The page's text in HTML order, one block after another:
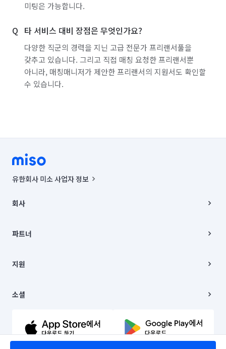
미팅은 가능합니다.
타 서비스 대비 장점은 무엇인가요?
다양한 직군의 경력을 지닌 고급 전문가 프리랜서풀을
갖추고 있습니다. 그리고 직접 매칭 요청한 프리랜서뿐
아니라, 매칭매니저가 제안한 프리랜서의 지원서도 확인할
수 있습니다.
유한회사 미소 사업자 정보
00019 |
주소 | 본사: 서울특별시 종로구 율곡로 6(중학동, 트윈트리빌딩) B동 5층
컨택센터 : 서울특별시 종로구 수송동 율곡로 24, 7층, 8층 미소
상품, 상품정보, 거래에 관한 의무와 책임은 거래당사자에게 있습니다.
언론 보도 관련 문의:
© 유한회사 미소. Miso, Inc. All Rights Reserved.
회사
채용
파트너
이사
지원
이용약관
문의하기
소셜
유튜브